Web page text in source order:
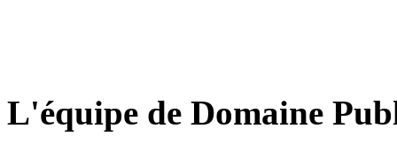
L'équipe de Domaine